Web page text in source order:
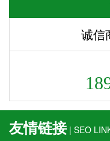
诚信
友情链接| SEO